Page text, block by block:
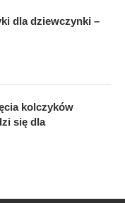
dla dziewczynki –
kolczyków
się dla